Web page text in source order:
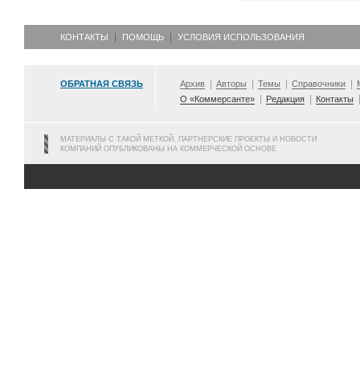
КОНТАКТЫ ПОМОЩЬ УСЛОВИЯ ИСПОЛЬЗОВАНИЯ
ОБРАТНАЯ СВЯЗЬ Архив Авторы Темы Справочники
О «Коммерсанте»
Редакция Контакты
МАТЕРИАЛЫ С ТАКОЙ МЕТКОЙ, ПАРТНЕРСКИЕ ПРОЕКТЫ И НОВОСТИ
КОМПАНИЙ ОПУБЛИКОВАНЫ НА КОММЕРЧЕСКОЙ ОСНОВЕ